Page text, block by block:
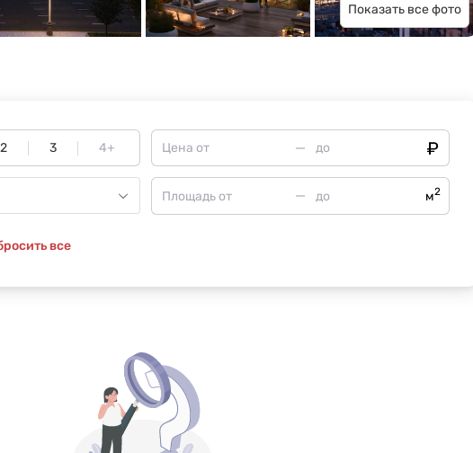
Показать все фото
2 3 4+
м2
все